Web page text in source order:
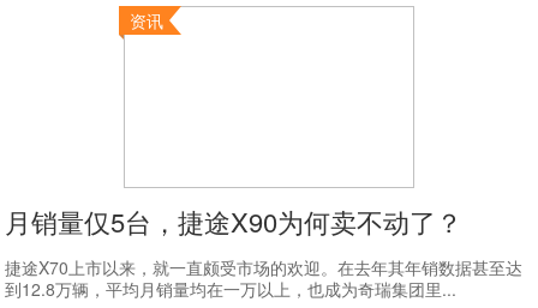
资讯
月销量仅5台，捷途X90为何卖不动了？
捷途X70上市以来，就一直颇受市场的欢迎。在去年其年销数据甚至达
到12.8万辆，平均月销量均在一万以上，也成为奇瑞集团里...